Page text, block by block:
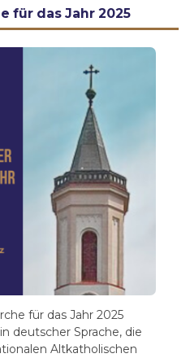
für das Jahr 2025
für das Jahr 2025
deutscher Sprache, die
Altkatholischen